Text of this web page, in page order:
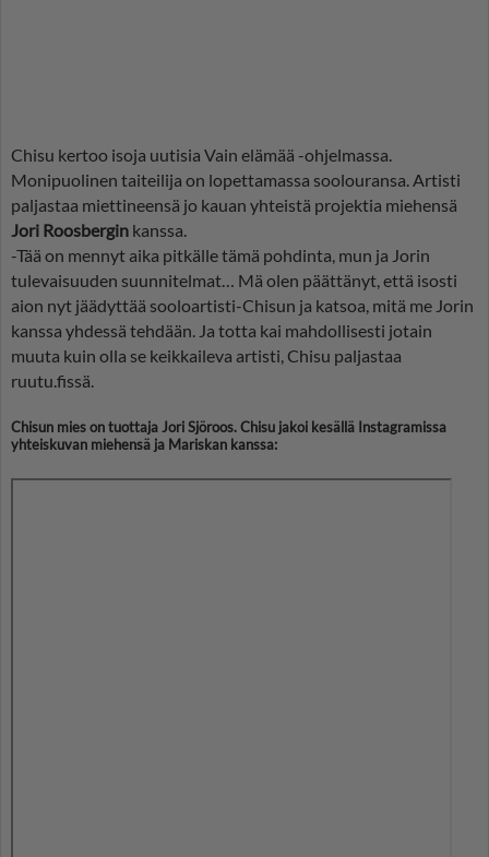
Chisu kertoo isoja uutisia Vain elämää -ohjelmassa.
Monipuolinen taiteilija on lopettamassa soolouransa. Artisti
paljastaa miettineensä jo kauan yhteistä projektia miehensä
Jori Roosbergin kanssa.
-Tää on mennyt aika pitkälle tämä pohdinta, mun ja Jorin
tulevaisuuden suunnitelmat… Mä olen päättänyt, että isosti
aion nyt jäädyttää sooloartisti-Chisun ja katsoa, mitä me Jorin
kanssa yhdessä tehdään. Ja totta kai mahdollisesti jotain
muuta kuin olla se keikkaileva artisti, Chisu paljastaa
ruutu.fissä.
Chisun mies on tuottaja Jori Sjöroos. Chisu jakoi kesällä Instagramissa
yhteiskuvan miehensä ja Mariskan kanssa: